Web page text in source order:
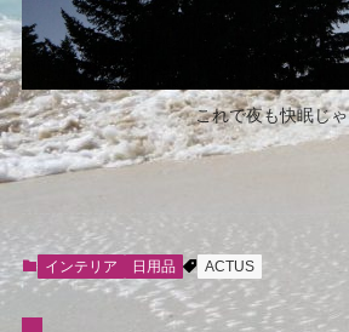
これで夜も快眠じゃ
インテリア 日用品 ACTUS